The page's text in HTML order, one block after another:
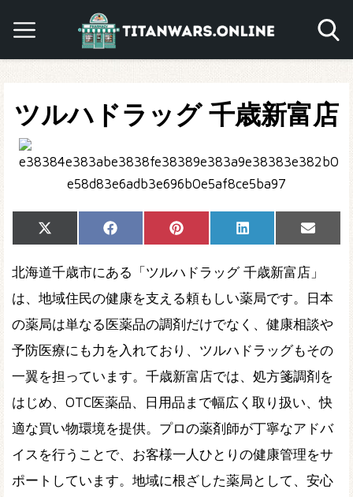
ツルハドラッグ 千歳新富店
Share
on
X
(Twitter)
Share
on
Facebook Share
on
Pinterest Share
on
LinkedIn
Share
on
Email
北海道千歳市にある「ツルハドラッグ 千歳新富店」
は、地域住民の健康を支える頼もしい薬局です。日本
の薬局は単なる医薬品の調剤だけでなく、健康相談や
予防医療にも力を入れており、ツルハドラッグもその
一翼を担っています。千歳新富店では、処方箋調剤を
はじめ、OTC医薬品、日用品まで幅広く取り扱い、快
適な買い物環境を提供。プロの薬剤師が丁寧なアドバ
イスを行うことで、お客様一人ひとりの健康管理をサ
ポートしています。地域に根ざした薬局として、安心